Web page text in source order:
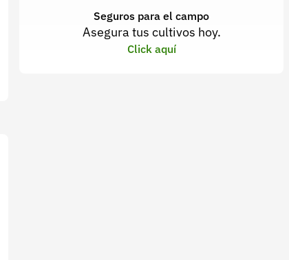
Seguros para el campo
Asegura tus cultivos hoy.
Click aquí